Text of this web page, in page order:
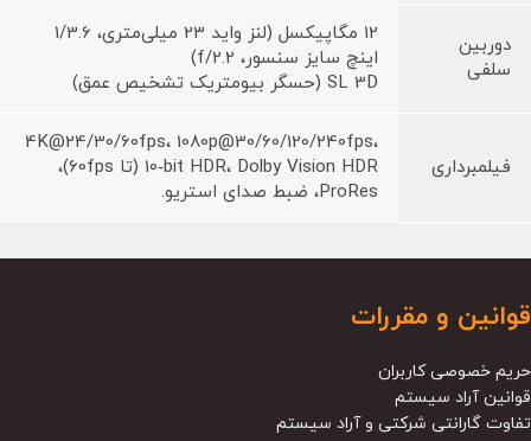
دوربین
سلفی
12 مگاپیکسل (لنز واید 23 میلی‌متری، 1/3.6
اینچ سایز سنسور، f/2.2)
SL 3D (حسگر بیومتریک تشخیص عمق)
فیلمبرداری
4K@24/30/60fps، 1080p@30/60/120/240fps،
10‑bit HDR، Dolby Vision HDR (تا 60fps)،
ProRes، ضبط صدای استریو.
قوانین و مقررات
حریم خصوصی کاربران
قوانین آراد سیستم
تفاوت گارانتی شرکتی و آراد سیستم